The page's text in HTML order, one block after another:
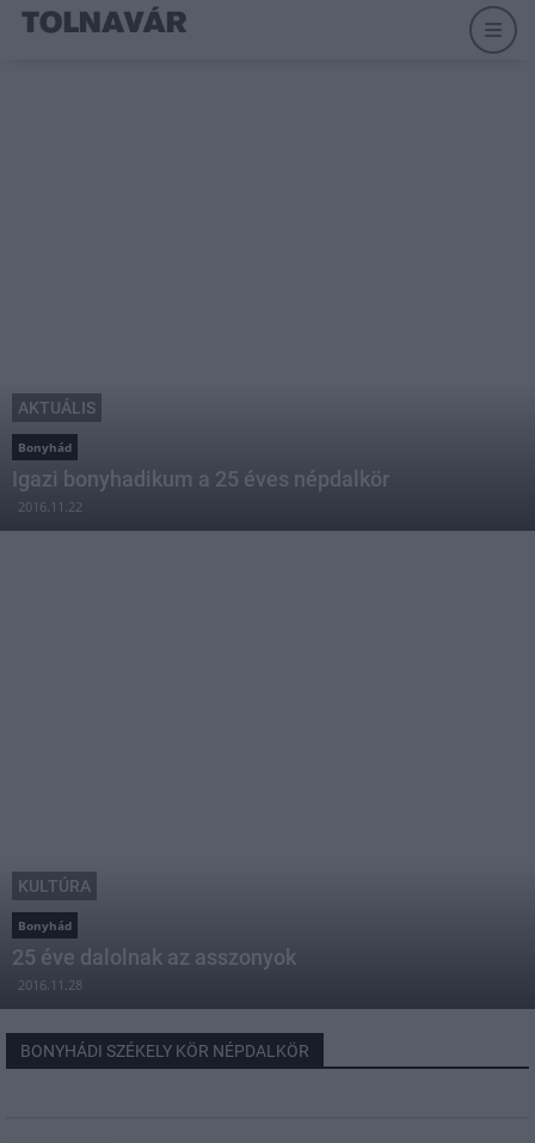
AKTUÁLIS
Bonyhád
Igazi bonyhadikum a 25 éves népdalkör
2016.11.22
KULTÚRA
Bonyhád
25 éve dalolnak az asszonyok
2016.11.28
BONYHÁDI SZÉKELY KÖR NÉPDALKÖR